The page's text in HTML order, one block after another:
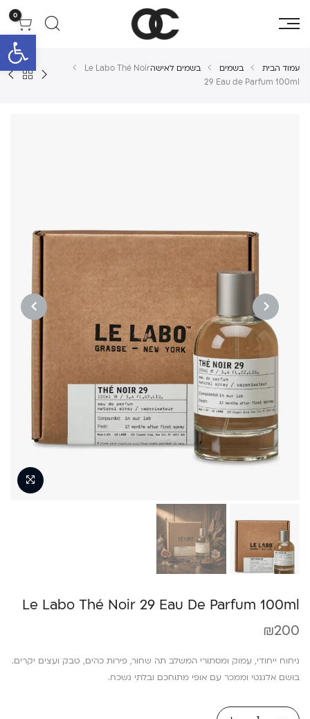
פתח
0
עמוד הבית בשמים בשמים לאישהLe Labo Thé Noir
29 Eau de Parfum 100ml
PREVIOUS
NEXT
Le Labo Thé Noir 29 Eau De Parfum 100ml
₪200
ניחוח ייחודי, עמוק ומסתורי המשלב תה שחור, פירות כהים, טבק ועצים יקרים.
בושם אלגנטי וממכר עם אופי מתוחכם ובלתי נשכח.